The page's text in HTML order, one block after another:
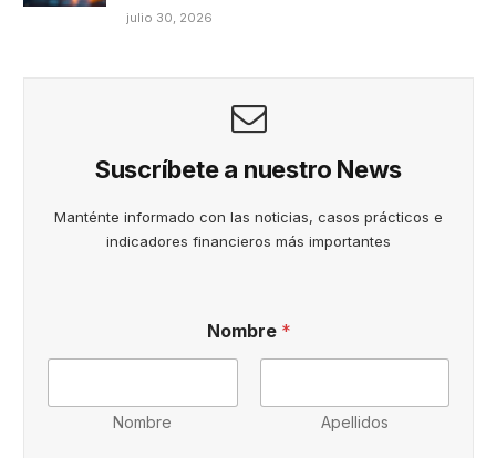
julio 30, 2026
Suscríbete a nuestro News
Manténte informado con las noticias, casos prácticos e
indicadores financieros más importantes
o
m
Nombre *
Nombre Apellidos